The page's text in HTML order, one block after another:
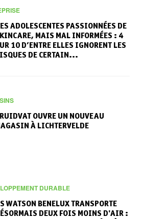
ADOLESCENTES PASSIONNÉES DE
MAIS MAL INFORMÉES : 4
10 D’ENTRE ELLES IGNORENT LES
DE CERTAIN...
OUVRE UN NOUVEAU
À LICHTERVELDE
DURABLE
WATSON BENELUX TRANSPORTE
DEUX FOIS MOINS D'AIR :